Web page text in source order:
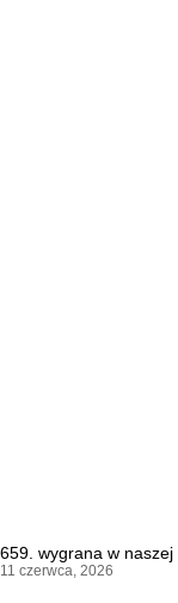
659. wygrana w
11 czerwca, 2026